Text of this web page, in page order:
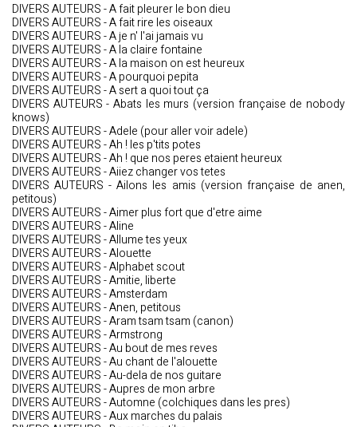
DIVERS AUTEURS - A fait pleurer le bon dieu
DIVERS AUTEURS - A fait rire les oiseaux
DIVERS AUTEURS - A je n' l'ai jamais vu
DIVERS AUTEURS - A la claire fontaine
DIVERS AUTEURS - A la maison on est heureux
DIVERS AUTEURS - A pourquoi pepita
DIVERS AUTEURS - A sert a quoi tout ça
DIVERS AUTEURS - Abats les murs (version française de nobody
knows)
DIVERS AUTEURS - Adele (pour aller voir adele)
DIVERS AUTEURS - Ah ! les p'tits potes
DIVERS AUTEURS - Ah ! que nos peres etaient heureux
DIVERS AUTEURS - Aiiez changer vos tetes
DIVERS AUTEURS - Ailons les amis (version française de anen,
petitous)
DIVERS AUTEURS - Aimer plus fort que d'etre aime
DIVERS AUTEURS - Aline
DIVERS AUTEURS - Allume tes yeux
DIVERS AUTEURS - Alouette
DIVERS AUTEURS - Alphabet scout
DIVERS AUTEURS - Amitie, liberte
DIVERS AUTEURS - Amsterdam
DIVERS AUTEURS - Anen, petitous
DIVERS AUTEURS - Aram tsam tsam (canon)
DIVERS AUTEURS - Armstrong
DIVERS AUTEURS - Au bout de mes reves
DIVERS AUTEURS - Au chant de l'alouette
DIVERS AUTEURS - Au-dela de nos guitare
DIVERS AUTEURS - Aupres de mon arbre
DIVERS AUTEURS - Automne (colchiques dans les pres)
DIVERS AUTEURS - Aux marches du palais